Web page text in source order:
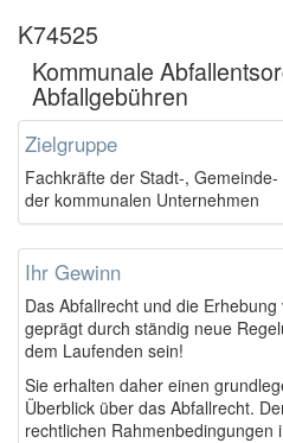
K74525
Kommunale
Abfallgebühren
Zielgruppe
Fachkräfte der Stadt-,
der kommunalen Unternehmen
Ihr Gewinn
Das Abfallrecht und die
geprägt durch ständig neue
dem Laufenden sein!
Sie erhalten daher einen
Überblick über das Abfallrecht.
rechtlichen